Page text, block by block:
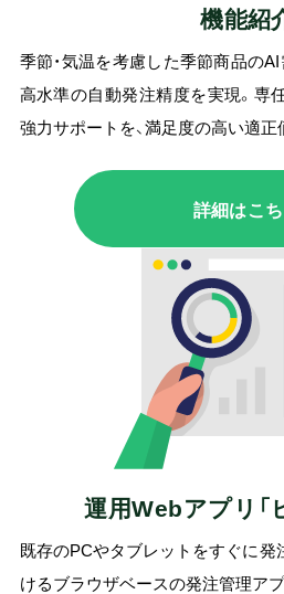
機能紹
季節・気温を考慮した季節商品の
高水準の自動発注精度を実現。専
強力サポートを、満足度の高い適正
詳細はこ
運用Webアプリ「
既存のPCやタブレットをすぐに
けるブラウザベースの発注管理ア